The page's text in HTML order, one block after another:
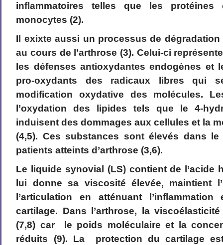
inflammatoires telles que les protéines
monocytes (2).
Il exixte aussi un processus de
au cours de l’arthrose (3). Celui-ci
les défenses antioxydantes endogènes et
pro-oxydants des radicaux libres qui
modification oxydative des molécules.
l’oxydation des lipides tels que le 4-
induisent des dommages aux cellules et la
(4,5). Ces substances sont élevés dans
patients atteints d’arthrose (3,6).
Le liquide synovial (LS) contient de l’acide
lui donne sa viscosité élevée, maintient
l’articulation en atténuant
cartilage. Dans l’arthrose, la
(7,8) car le poids moléculaire et la
réduits (9). La protection du cartilage